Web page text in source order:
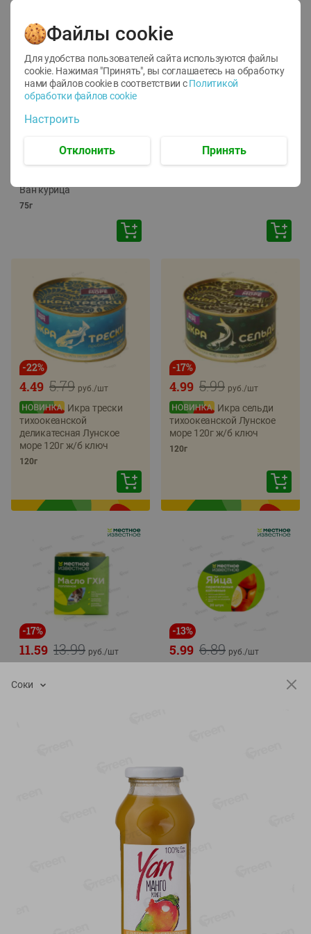
12
1.05 руб./
руб./шт
Корм влаж. для кош. с
Ван курица
75г
ТОФУ Vegetus ТВЕРДЫЙ
-22%
5.79
4.49 руб./шт
Икра трески
тихоокеанской
деликатесная Лунское
море 120г ж/б ключ
120г
-17%
5.99
4.99 руб./шт
Икра сельди
тихоокеанской Лунское
море 120г ж/б ключ
120г
-17%
13.99
11.59 руб./шт
Местное Известное 99%
-13%
6.89
5.99 руб./шт
Показать 15-28 из 79
Соки
Файлы cookie
Для удобства пользователей сайта используются файлы
cookie. Нажимая "Принять", вы соглашаетесь на обработку
нами файлов cookie в соответствии с Политикой
обработки файлов cookie
Настроить
Отклонить Принять